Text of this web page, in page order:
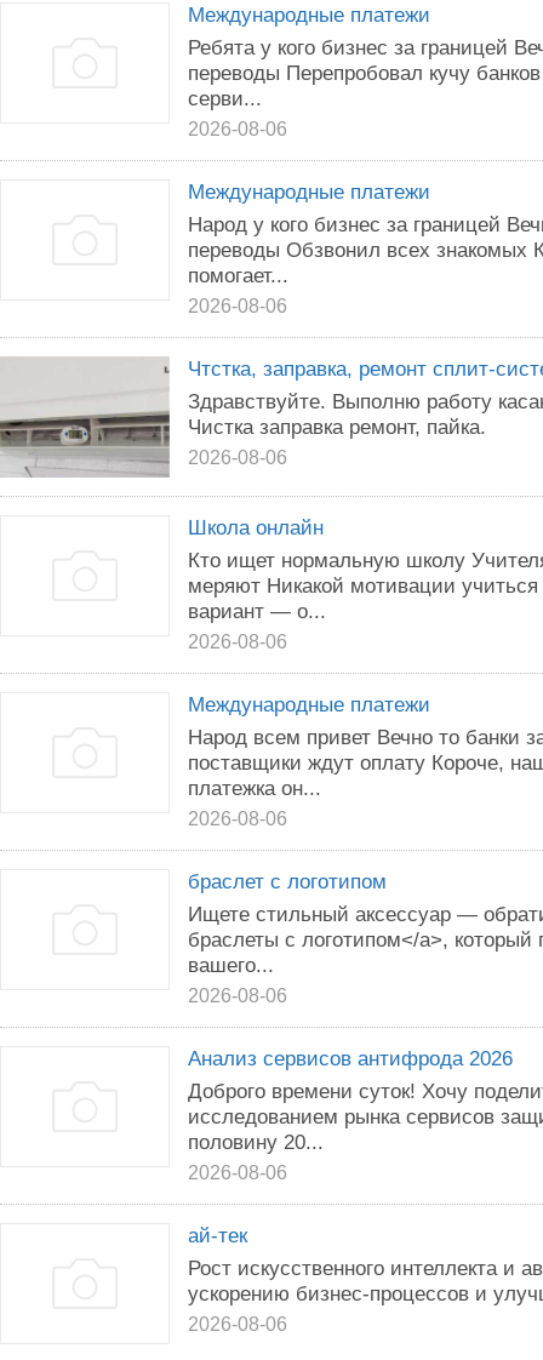
Международные платежи
Ребята у кого бизнес за границей
переводы Перепробовал кучу
серви...
2026-08-06
Международные платежи
Народ у кого бизнес за границей
переводы Обзвонил всех знакомых
помогает...
2026-08-06
Чтстка, заправка, ремонт сплит-
Здравствуйте. Выполню работу
Чистка заправка ремонт, пайка.
2026-08-06
Школа онлайн
Кто ищет нормальную школу
меряют Никакой мотивации
вариант — о...
2026-08-06
Международные платежи
Народ всем привет Вечно то банки
поставщики ждут оплату Короче,
платежка он...
2026-08-06
браслет с логотипом
Ищете стильный аксессуар —
браслеты с логотипом</a>, который
вашего...
2026-08-06
Анализ сервисов антифрода 2026
Доброго времени суток! Хочу
исследованием рынка сервисов
половину 20...
2026-08-06
ай-тек
Рост искусственного интеллекта и
ускорению бизнес-процессов и
2026-08-06